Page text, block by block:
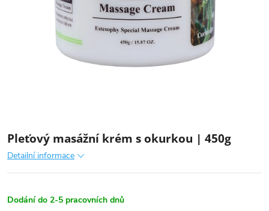
Pleťový masážní krém s okurkou | 450g
Detailní informace
Dodání do 2-5 pracovních dnů